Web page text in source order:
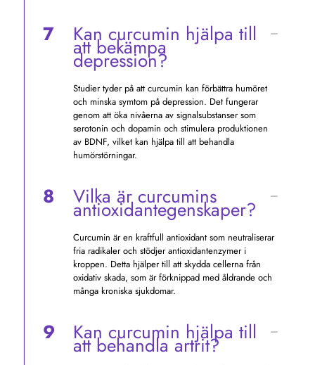
7 Kan curcumin hjälpa till
att bekämpa
depression?
Studier tyder på att curcumin kan förbättra humöret
och minska symtom på depression. Det fungerar
genom att öka nivåerna av signalsubstanser som
serotonin och dopamin och stimulera produktionen
av BDNF, vilket kan hjälpa till att behandla
humörstörningar.
8 Vilka är curcumins
antioxidantegenskaper?
Curcumin är en kraftfull antioxidant som neutraliserar
fria radikaler och stödjer antioxidantenzymer i
kroppen. Detta hjälper till att skydda cellerna från
oxidativ skada, som är förknippad med åldrande och
många kroniska sjukdomar.
9 Kan curcumin hjälpa till
att behandla artrit?